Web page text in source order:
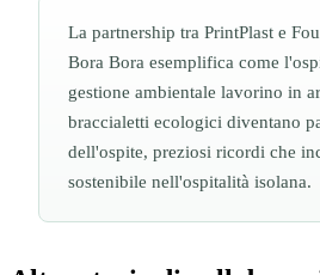
La partnership tra PrintPlast e
Bora Bora esemplifica come
gestione ambientale lavorino in
braccialetti ecologici diventano
dell'ospite, preziosi ricordi che
sostenibile nell'ospitalità isolana.